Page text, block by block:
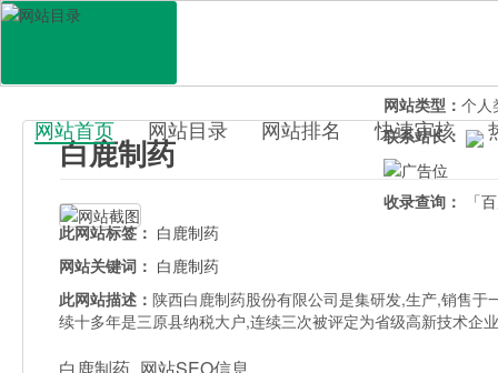
百科目录
网站首页 网站目录 网站排名 快速审核
白鹿制药
网站类型： 个人
联系站长：
收录查询：
「
此网站标签： 白鹿制药
网站关键词： 白鹿制药
此网站描述：陕西白鹿制药股份有限公司是集研发,生产,销售
续十多年是三原县纳税大户,连续三次被评定为省级高新技术企